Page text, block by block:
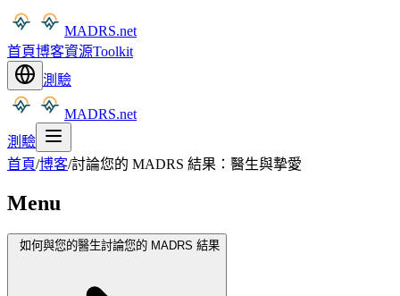
MADRS.net
首頁博客資源Toolkit
測驗
MADRS.net
測驗
首頁/博客/討論您的 MADRS 結果：醫生與摯愛
Menu
如何與您的醫生討論您的 MADRS 結果